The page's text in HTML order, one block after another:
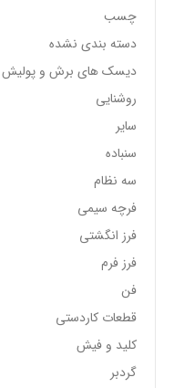
چسب
دسته بندی نشده
دیسک های برش و پولیش
روشنایی
سایر
سنباده
سه نظام
فرچه سیمی
فرز انگشتی
فرز فرم
فن
قطعات کاردستی
کلید و فیش
گردبر